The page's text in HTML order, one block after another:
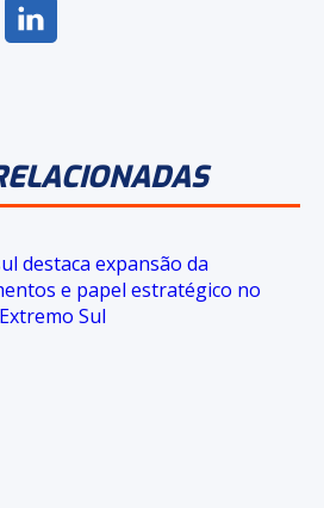
COMPARTILHAR
NO